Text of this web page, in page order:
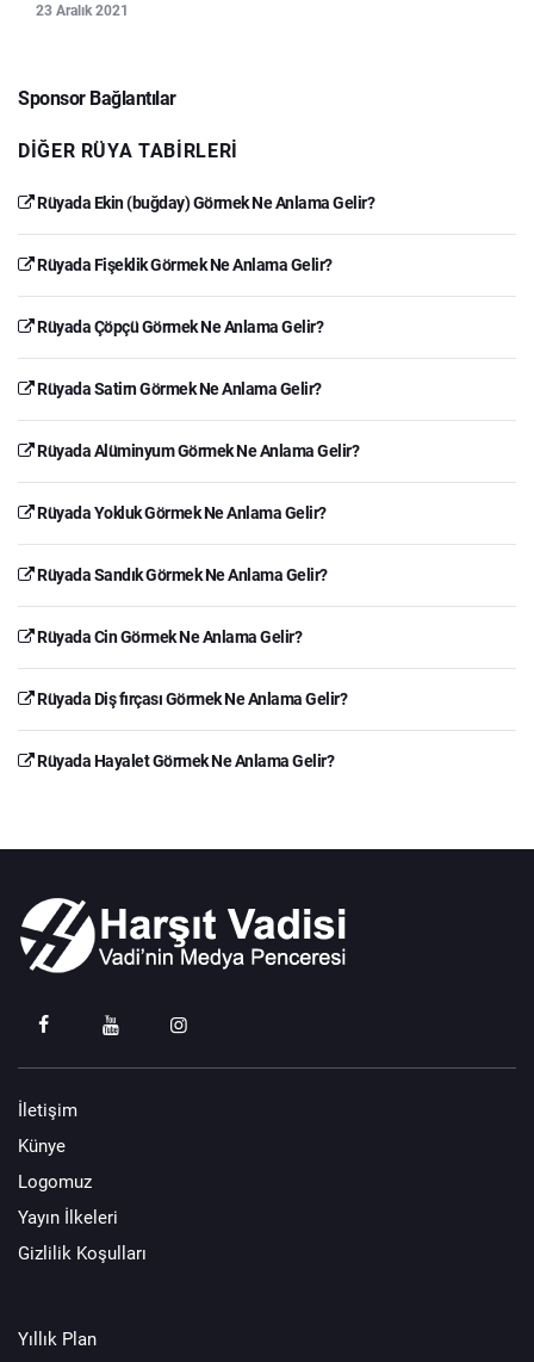
23 Aralık 2021
Sponsor Bağlantılar
DIĞER RÜYA TABIRLERI
Rüyada Ekin (buğday) Görmek Ne Anlama Gelir?
Rüyada Fişeklik Görmek Ne Anlama Gelir?
Rüyada Çöpçü Görmek Ne Anlama Gelir?
Rüyada Satirn Görmek Ne Anlama Gelir?
Rüyada Alüminyum Görmek Ne Anlama Gelir?
Rüyada Yokluk Görmek Ne Anlama Gelir?
Rüyada Sandık Görmek Ne Anlama Gelir?
Rüyada Cin Görmek Ne Anlama Gelir?
Rüyada Diş fırçası Görmek Ne Anlama Gelir?
Rüyada Hayalet Görmek Ne Anlama Gelir?
İletişim
Künye
Logomuz
Yayın İlkeleri
Gizlilik Koşulları
Yıllık Plan